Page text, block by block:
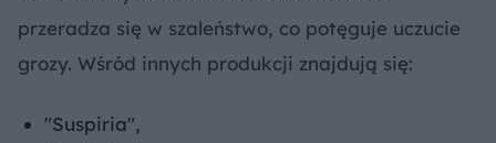
przeradza się w szaleństwo, co potęguje uczucie
grozy. Wśród innych produkcji znajdują się:
"Suspiria",